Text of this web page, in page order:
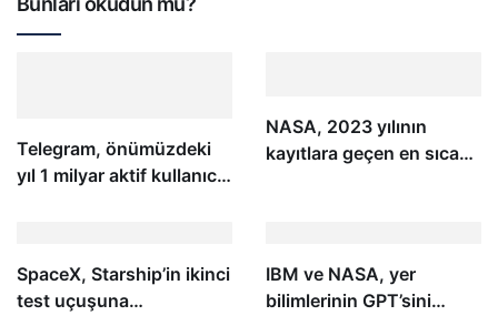
Telegram, önümüzdeki
yıl 1 milyar aktif kullanıcı
NASA, 2023 yılının
kayıtlara geçen en sıcak
SpaceX, Starship’in ikinci
test uçuşuna
IBM ve NASA, yer
bilimlerinin GPT’sini